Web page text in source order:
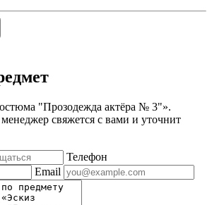
"Прозодежда актёра № 3"».
свяжется с вами и уточнит
Телефон
Email